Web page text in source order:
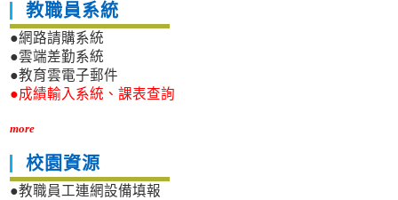
教職員系統
●網路請購系統
●雲端差勤系統
●教育雲電子郵件
●成績輸入系統、課表查詢
more
校園資源
●教職員工連網設備填報